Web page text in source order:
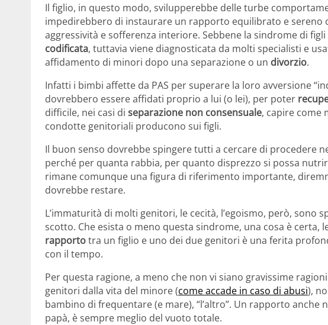
Il figlio, in questo modo, svilupperebbe delle turbe
impedirebbero di instaurare un rapporto equilibrato e sereno
aggressività e sofferenza interiore. Sebbene la sindrome di
codificata, tuttavia viene diagnosticata da molti specialisti e
affidamento di minori dopo una separazione o un divorzio.
Infatti i bimbi affette da PAS per superare la loro avversione
dovrebbero essere affidati proprio a lui (o lei), per poter
difficile, nei casi di separazione non consensuale, capire come
condotte genitoriali producono sui figli.
Il buon senso dovrebbe spingere tutti a cercare di procedere
perché per quanta rabbia, per quanto disprezzo si possa
rimane comunque una figura di riferimento importante,
dovrebbe restare.
L’immaturità di molti genitori, le cecità, l’egoismo, però, sono
scotto. Che esista o meno questa sindrome, una cosa è certa,
rapportotra un figlio e uno dei due genitori è una ferita
con il tempo.
Per questa ragione, a meno che non vi siano gravissime
genitori dalla vita del minore (come accade in caso di abusi),
bambino di frequentare (e mare), “l’altro”. Un rapporto anche
papà, è sempre meglio del vuoto totale.